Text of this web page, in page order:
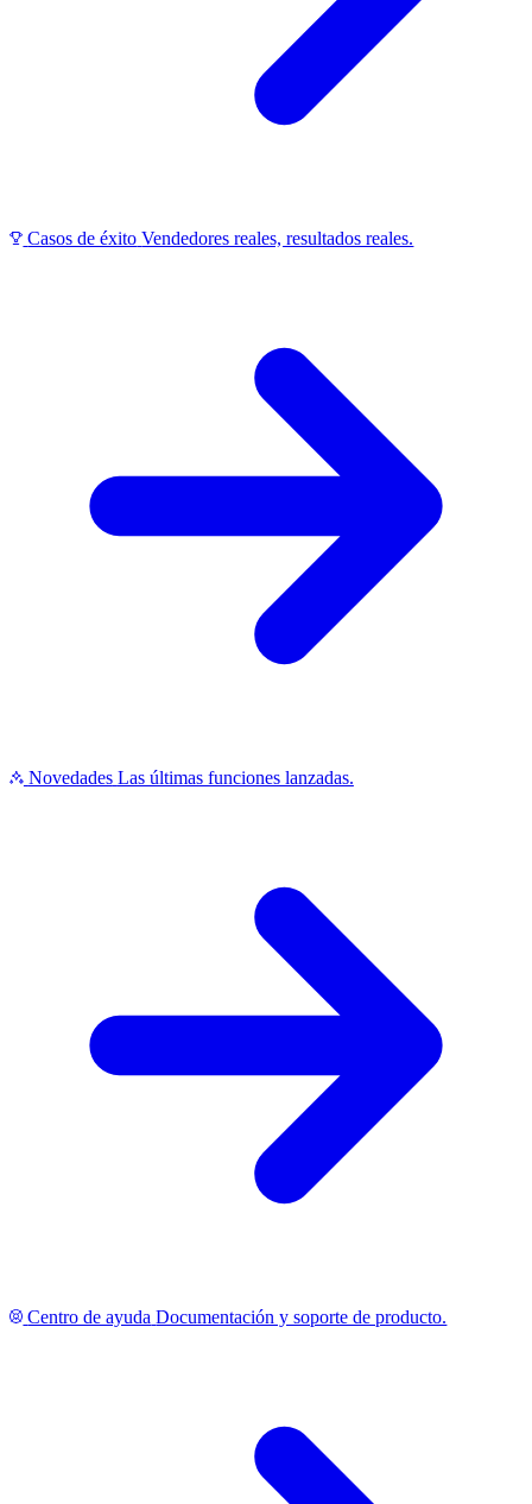
Casos de éxito Vendedores reales, resultados reales.
Novedades Las últimas funciones lanzadas.
Centro de ayuda Documentación y soporte de producto.